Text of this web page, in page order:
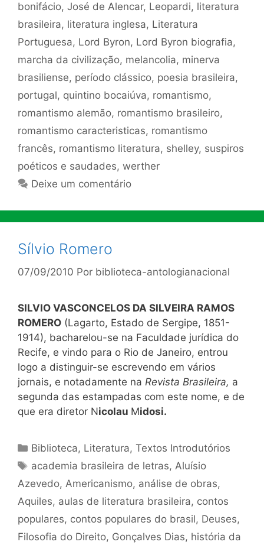
bonifácio, José de Alencar, Leopardi, literatura
brasileira, literatura inglesa, Literatura
Portuguesa, Lord Byron, Lord Byron biografia,
marcha da civilização, melancolia, minerva
brasiliense, período clássico, poesia brasileira,
portugal, quintino bocaiúva, romantismo,
romantismo alemão, romantismo brasileiro,
romantismo caracteristicas, romantismo
francês, romantismo literatura, shelley, suspiros
poéticos e saudades, werther
Deixe um comentário
Sílvio Romero
07/09/2010 Por biblioteca-antologianacional
SILVIO VASCONCELOS DA SILVEIRA RAMOS
ROMERO (Lagarto, Estado de Sergipe, 1851-
1914), bacharelou-se na Faculdade jurídica do
Recife, e vindo para o Rio de Janeiro, entrou
logo a distinguir-se escrevendo em vários
jornais, e notadamente na Revista Brasileira, a
segunda das estampadas com este nome, e de
que era diretor Nicolau Midosi.
Categorias
Biblioteca, Literatura,Textos Introdutórios
Tags
academia brasileira de letras, Aluísio
Azevedo, Americanismo, análise de obras,
Aquiles, aulas de literatura brasileira, contos
populares, contos populares do brasil, Deuses,
Filosofia do Direito, Gonçalves Dias, história da